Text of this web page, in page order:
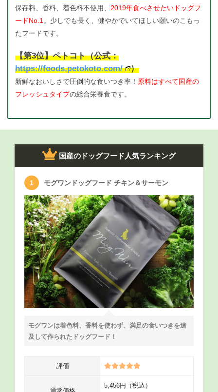
保存料、香料、着色料不使用、 2019年食べさせたいドッグフ
ードNo.1 。少しでも長く、健やかでいてほしい願いのこもっ
たフードです。
【第3位】ペトコト（公式：
https://foods.petokoto.com/
）
新鮮なおいしさで圧倒的な食いつき率！ 原料はすべて国産の
フレッシュタイプの総合栄養食です。
国産のドッグフード人気ランキング
モグワンドッグフード チキン＆サーモン
モグワンは着色料、香料を使わず、満足の食いつきを追
及して作られたドッグフード！
評価
5,456円（税込）